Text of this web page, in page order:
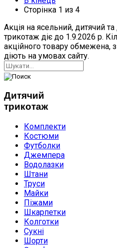
Сторінка 1 из 4
Акція на ясельний, дитячий
трикотаж діє до 1.9.2026 р.
акційного товару обмежена,
діють на умовах сайту.
Дитячий
трикотаж
Комплекти
Костюми
Футболки
Джемпера
Водолазки
Штани
Труси
Майки
Піжами
Шкарпетки
Колготки
Сукні
Шорти